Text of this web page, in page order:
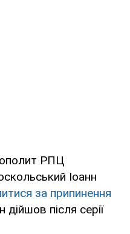
РПЦ
Іоанн
за припинення
дійшов після серії